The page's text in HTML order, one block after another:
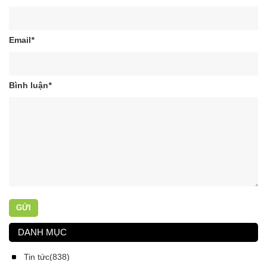
Email*
Bình luận*
GỬI
DANH MỤC
Tin tức(838)